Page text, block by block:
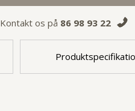
Kontakt os på 86 98 93 22